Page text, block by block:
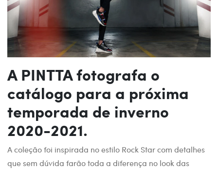
A PINTTA fotografa o
catálogo para a próxima
temporada de inverno
2020-2021.
A coleção foi inspirada no estilo Rock Star com detalhes
que sem dúvida farão toda a diferença no look das